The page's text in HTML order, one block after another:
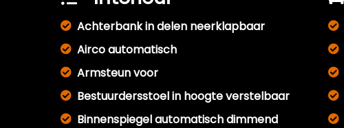
Achterbank in delen neerklapbaar
Airco automatisch
Armsteun voor
Bestuurdersstoel in hoogte verstelbaar
Binnenspiegel automatisch dimmend